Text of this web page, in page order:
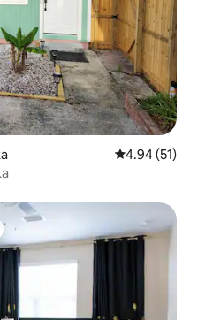
Calificación
4.94 (51)
huéspedes